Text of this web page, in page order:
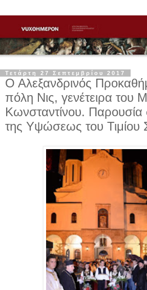
Τετάρτη 27 Σεπτεμβρίου 2017
Ο Αλεξανδρινός
πόλη Νις, γενέτειρα του
Κωνσταντίνου. Παρουσία
της Υψώσεως του Τιμίου